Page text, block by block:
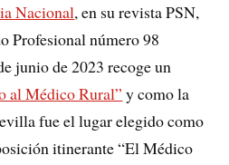
Nacional, en su revista PSN,
Profesional número 98
junio de 2023 recoge un
al Médico Rural” y como la
fue el lugar elegido como
itinerante “El Médico